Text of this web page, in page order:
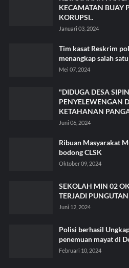
KECAMATAN BUAY
KORUPSI..
Januari 03, 2024
Tim kasat Reskrim
menangkap salah
Mei 07, 2024
"DIDUGA DESA
PENYELEWENGAN
KETAHANAN
Juni 06, 2024
Ribuan Masyarakat
bodong CLSK
Oktober 09, 2024
SEKOLAH MIN 02
TERJADI
Juni 12, 2024
Polisi berhasil
penemuan mayat di
Februari 10, 2024